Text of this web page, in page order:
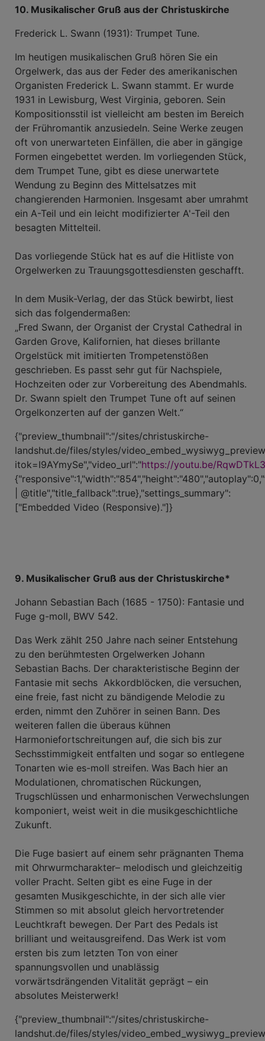
10. Musikalischer Gruß aus der Christuskirche
Frederick L. Swann (1931): Trumpet Tune.
Im heutigen musikalischen Gruß hören Sie ein
Orgelwerk, das aus der Feder des amerikanischen
Organisten Frederick L. Swann stammt. Er wurde
1931 in Lewisburg, West Virginia, geboren. Sein
Kompositionsstil ist vielleicht am besten im Bereich
der Frühromantik anzusiedeln. Seine Werke zeugen
oft von unerwarteten Einfällen, die aber in gängige
Formen eingebettet werden. Im vorliegenden Stück,
dem Trumpet Tune, gibt es diese unerwartete
Wendung zu Beginn des Mittelsatzes mit
changierenden Harmonien. Insgesamt aber umrahmt
ein A-Teil und ein leicht modifizierter A'-Teil den
besagten Mittelteil.
Das vorliegende Stück hat es auf die Hitliste von
Orgelwerken zu Trauungsgottesdiensten geschafft.
In dem Musik-Verlag, der das Stück bewirbt, liest
sich das folgendermaßen:
„Fred Swann, der Organist der Crystal Cathedral in
Garden Grove, Kalifornien, hat dieses brillante
Orgelstück mit imitierten Trompetenstößen
geschrieben. Es passt sehr gut für Nachspiele,
Hochzeiten oder zur Vorbereitung des Abendmahls.
Dr. Swann spielt den Trumpet Tune oft auf seinen
Orgelkonzerten auf der ganzen Welt.“
{"preview_thumbnail":"/sites/christuskirche-
landshut.de/files/styles/
itok=I9AYmySe","video_url":"https://youtu.be/
| @title","title_fallback":true},"settings_summary":
["Embedded Video (Responsive)."]}
9. Musikalischer Gruß aus der Christuskirche*
Johann Sebastian Bach (1685 - 1750): Fantasie und
Fuge g-moll, BWV 542.
Das Werk zählt 250 Jahre nach seiner Entstehung
zu den berühmtesten Orgelwerken Johann
Sebastian Bachs. Der charakteristische Beginn der
Fantasie mit sechs Akkordblöcken, die versuchen,
eine freie, fast nicht zu bändigende Melodie zu
erden, nimmt den Zuhörer in seinen Bann. Des
weiteren fallen die überaus kühnen
Harmoniefortschreitungen auf, die sich bis zur
Sechsstimmigkeit entfalten und sogar so entlegene
Tonarten wie es-moll streifen. Was Bach hier an
Modulationen, chromatischen Rückungen,
Trugschlüssen und enharmonischen Verwechslungen
komponiert, weist weit in die musikgeschichtliche
Zukunft.
Die Fuge basiert auf einem sehr prägnanten Thema
mit Ohrwurmcharakter– melodisch und gleichzeitig
voller Pracht. Selten gibt es eine Fuge in der
gesamten Musikgeschichte, in der sich alle vier
Stimmen so mit absolut gleich hervortretender
Leuchtkraft bewegen. Der Part des Pedals ist
brilliant und weitausgreifend. Das Werk ist vom
ersten bis zum letzten Ton von einer
spannungsvollen und unablässig
vorwärtsdrängenden Vitalität geprägt – ein
absolutes Meisterwerk!
{"preview_thumbnail":"/sites/christuskirche-
landshut.de/files/styles/